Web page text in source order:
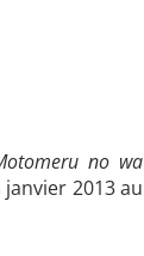
no wa
2013 au